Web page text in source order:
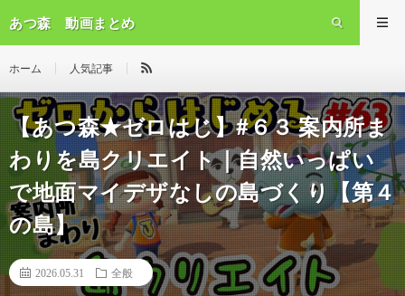
あつ森 動画まとめ
ホーム 人気記事
【あつ森★ゼロはじ】#６３ 案内所ま
わりを島クリエイト｜自然いっぱい
で地面マイデザなしの島づくり【第４
の島】
2026.05.31 全般